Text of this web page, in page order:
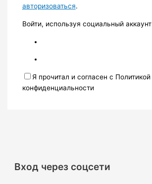
авторизоваться.
Войти, используя социальный аккаунт
Я прочитал и согласен с Политикой
конфиденциальности
Вход через соцсети